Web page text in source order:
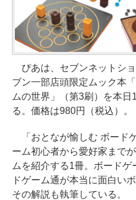
ぴあは、セブンネットシ
ブン一部店頭限定ムック本
ムの世界」（第3刷）を本
る。価格は980円（税込）。
「おとなが愉しむ ボード
ーム初心者から愛好家まで
ムを紹介する1冊。ボード
ドゲーム通が本当に面白い
その解説も執筆している。